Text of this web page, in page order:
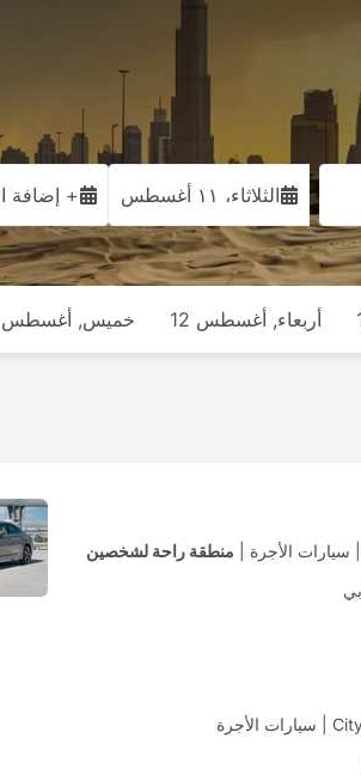
الثلاثاء، ١١ أغسطس + إضافة
أربعاء, أغسطس 12 خميس, أغسطس 13
سيارات الأجرة منطقة راحة لشخصين
سيارات الأجرة